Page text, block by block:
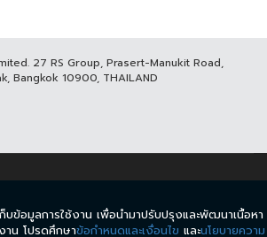
27 RS Group, Prasert-Manukit Road,
Bangkok 10900, THAILAND
THAICH8.COM, ALL RIGHT RESERVED.
ะเงื่อนไข นโยบายความเป็นส่วนตัว
บข้อมูลการใช้งาน เพื่อนำมาปรับปรุงและพัฒนาเนื้อหา
าน โปรดศึกษาข้อกำหนดและเงื่อนไข และนโยบายความ